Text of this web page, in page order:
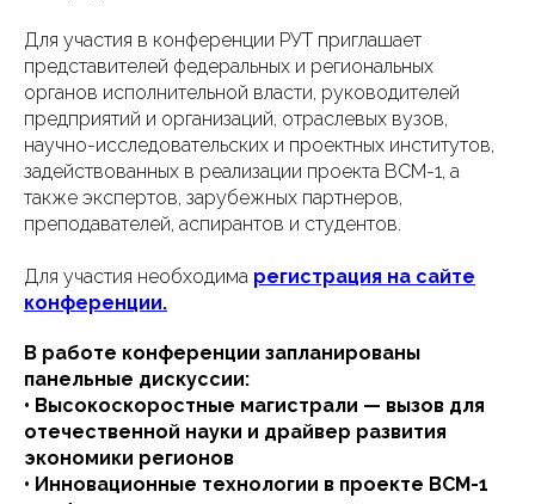
Для участия в конференции РУТ приглашает
представителей федеральных и региональных
органов исполнительной власти, руководителей
предприятий и организаций, отраслевых вузов,
научно-исследовательских и проектных институтов,
задействованных в реализации проекта ВСМ-1, а
также экспертов, зарубежных партнеров,
преподавателей, аспирантов и студентов.
Для участия необходима регистрация на сайте
конференции.
В работе конференции запланированы
панельные дискуссии:
• Высокоскоростные магистрали — вызов для
отечественной науки и драйвер развития
экономики регионов
• Инновационные технологии в проекте ВСМ-1